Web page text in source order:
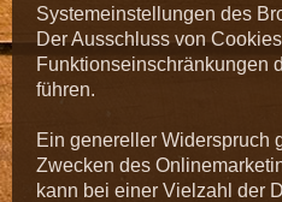
Systemeinstellungen des
Der Ausschluss von
Funktionseinschränkungen
führen.
Ein genereller Widerspruch
Zwecken des
kann bei einer Vielzahl der